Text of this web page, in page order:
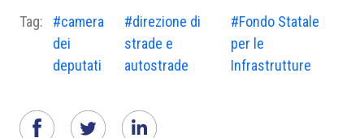
Tag:
#camera
dei
deputati
#direzione di
strade e
autostrade
#Fondo Statale
per le
Infrastrutture